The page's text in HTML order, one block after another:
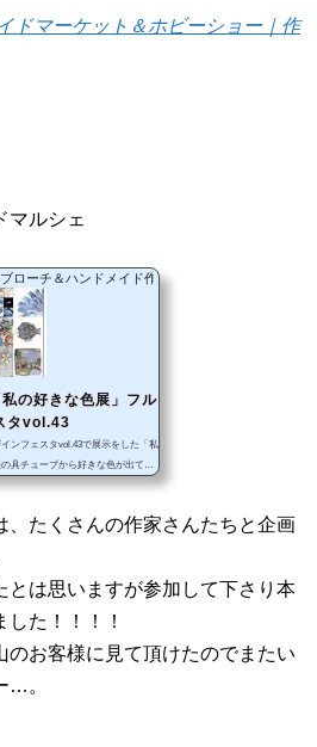
ドマーケット＆ホビーショー｜作
マルシェ
ローチ＆ハンドメイド作品
の好きな色展」フル
タvol.43
ンフェスタvol.43で展示をした「私
具チューブから好きな色が出てく
品をフルカラーの一冊に収めまし
、たくさんの作家さんたちと企画
とは思いますが参加して下さり本
た！！！！
のお客様に見て頂けたのでまたい
…。